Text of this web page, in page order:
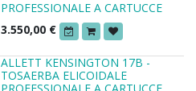
PROFESSIONALE A CARTUCCE
3.550,00 €
ALLETT KENSINGTON 17B -
TOSAERBA ELICOIDALE